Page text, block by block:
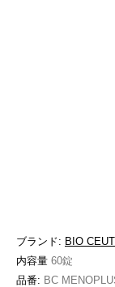
ブランド: BIO
内容量 60錠
品番: BC